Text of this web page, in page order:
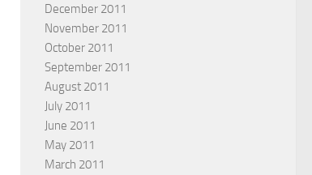
December 2011
November 2011
October 2011
September 2011
August 2011
July 2011
June 2011
May 2011
March 2011